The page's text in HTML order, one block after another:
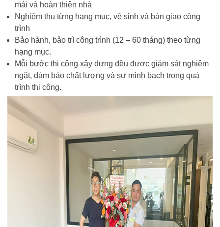
mái và hoàn thiện nhà
Nghiệm thu từng hạng mục, vệ sinh và bàn giao công
trình
Bảo hành, bảo trì công trình (12 – 60 tháng) theo từng
hạng mục.
Mỗi bước thi công xây dựng đều được giám sát nghiêm
ngặt, đảm bảo chất lượng và sự minh bạch trong quá
trình thi công.